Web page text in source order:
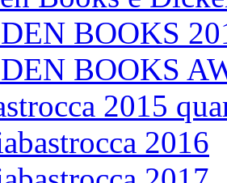
BOOKS
BOOKS
2015
2016